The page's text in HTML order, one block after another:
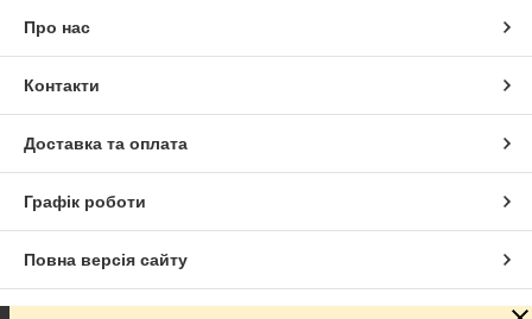
Про нас
Контакти
Доставка та оплата
Графік роботи
Повна версія сайту